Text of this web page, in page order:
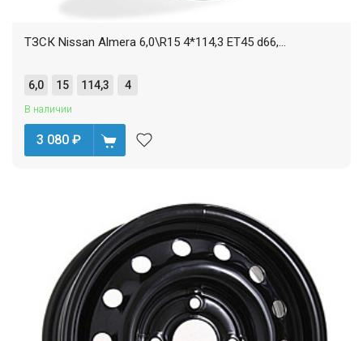
ТЗСК Nissan Almera 6,0\R15 4*114,3 ET45 d66,...
6,0 15 114,3 4
В наличии
3 080 ₽